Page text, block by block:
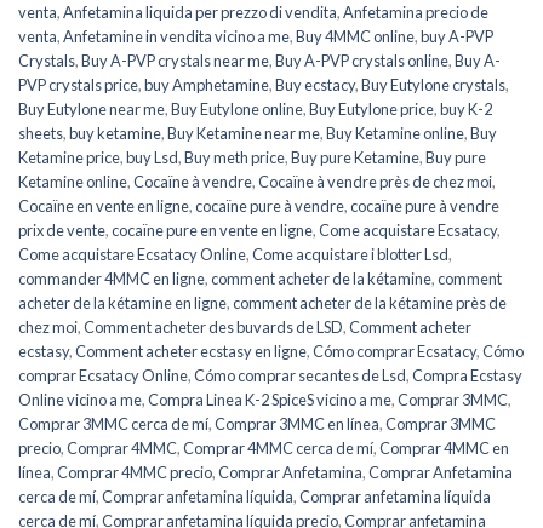
venta,Anfetamina liquida per prezzo di vendita,Anfetamina precio de
venta,Anfetamine in vendita vicino a me,Buy 4MMC online,buy A-PVP
Crystals,Buy A-PVP crystals near me,Buy A-PVP crystals online,Buy A-
PVP crystals price,buy Amphetamine,Buy ecstacy,Buy Eutylone crystals,
Buy Eutylone near me,Buy Eutylone online,Buy Eutylone price,buy K-2
sheets,buy ketamine,Buy Ketamine near me,Buy Ketamine online,Buy
Ketamine price,buy Lsd,Buy meth price,Buy pure Ketamine,Buy pure
Ketamine online,Cocaïne à vendre,Cocaïne à vendre près de chez moi,
Cocaïne en vente en ligne,cocaïne pure à vendre,cocaïne pure à vendre
prix de vente,cocaïne pure en vente en ligne,Come acquistare Ecsatacy,
Come acquistare Ecsatacy Online,Come acquistare i blotter Lsd,
commander 4MMC en ligne,comment acheter de la kétamine,comment
acheter de la kétamine en ligne,comment acheter de la kétamine près de
chez moi,Comment acheter des buvards de LSD,Comment acheter
ecstasy,Comment acheter ecstasy en ligne,Cómo comprar Ecsatacy,Cómo
comprar Ecsatacy Online,Cómo comprar secantes de Lsd,Compra Ecstasy
Online vicino a me,Compra Linea K-2 SpiceS vicino a me,Comprar 3MMC,
Comprar 3MMC cerca de mí,Comprar 3MMC en línea,Comprar 3MMC
precio,Comprar 4MMC,Comprar 4MMC cerca de mí,Comprar 4MMC en
línea,Comprar 4MMC precio,Comprar Anfetamina,Comprar Anfetamina
cerca de mí,Comprar anfetamina líquida,Comprar anfetamina líquida
cerca de mí,Comprar anfetamina líquida precio,Comprar anfetamina